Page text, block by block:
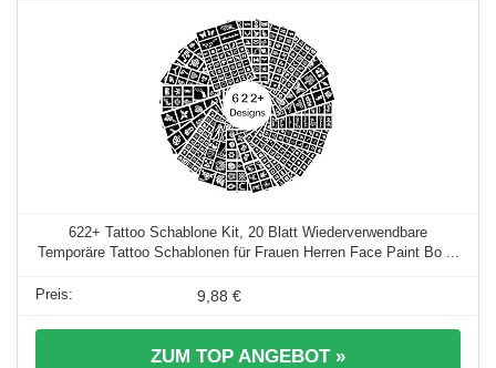
622+ Tattoo Schablone Kit, 20 Blatt Wiederverwendbare
Temporäre Tattoo Schablonen für Frauen Herren Face Paint Bo ...
9,88 €
ZUM TOP ANGEBOT »